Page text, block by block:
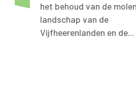
het behoud van de
landschap van de
Vijfheerenlanden en de...